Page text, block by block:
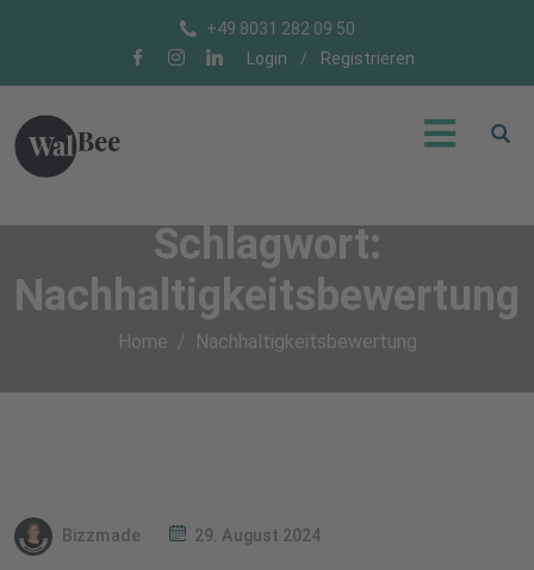
+49 8031 282 09 50
Login
/ Registrieren
Schlagwort:
Nachhaltigkeitsbewertung
Home Nachhaltigkeitsbewertung
Bizzmade 29. August 2024